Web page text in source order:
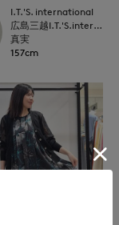
I.T.'S. international
広島三越I.T.'S.international
真実
157cm